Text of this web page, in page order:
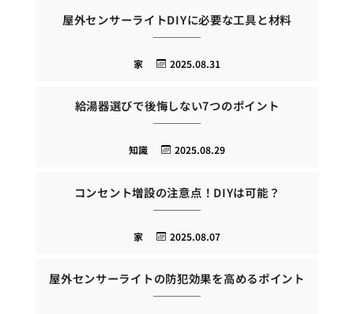
屋外センサーライトDIYに必要な工具と材料
2025.08.31
家
給湯器選びで後悔しない7つのポイント
2025.08.29
知識
コンセント増設の注意点！DIYは可能？
2025.08.07
家
屋外センサーライトの防犯効果を高めるポイント